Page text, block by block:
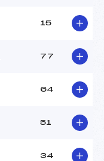
15
77
64
51
34